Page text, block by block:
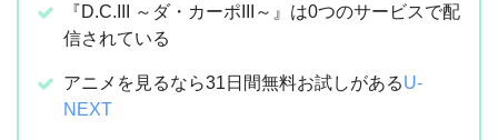
『D.C.III ～ダ・カーポIII～』は0つのサービスで配
信されている
アニメを見るなら31日間無料お試しがあるU-
NEXT